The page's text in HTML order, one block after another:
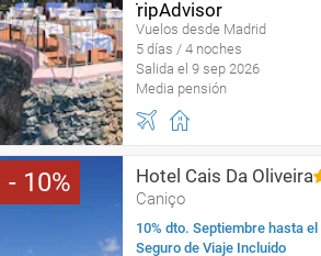
Vuelos desde Madrid
5 días / 4 noches
Salida el 9 sep 2026
Media pensión
10 Hotel Cais Da Oliveira
Caniço
10% dto. Septiembre hasta
Seguro de Viaje Incluido